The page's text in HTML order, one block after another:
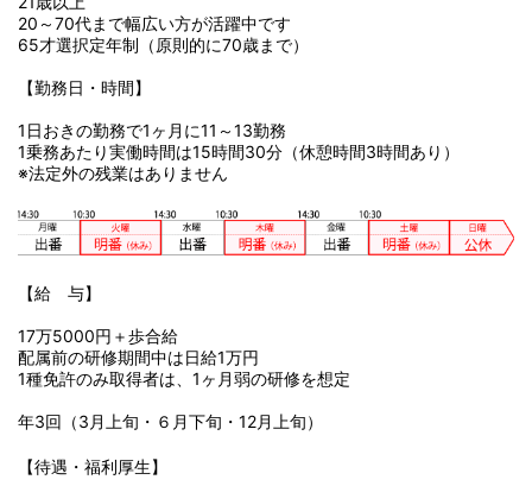
20～70代まで幅広い方が活躍中です
65才選択定年制（原則的に70歳まで）
【勤務日・時間】
1日おきの勤務で1ヶ月に11～13勤務
1乗務あたり実働時間は15時間30分（休憩時間3時間あり）
※法定外の残業はありません
【給 与】
17万5000円＋歩合給
配属前の研修期間中は日給1万円
1種免許のみ取得者は、1ヶ月弱の研修を想定
年3回（3月上旬・６月下旬・12月上旬）
【待遇・福利厚生】